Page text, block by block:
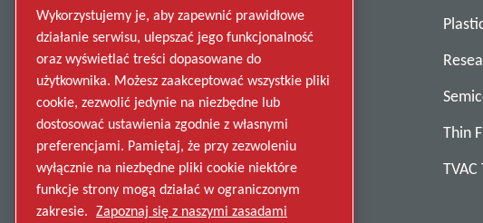
Report Misconduct
Suppliers
Accessibility
Thin
Wykorzystujemy je, aby zapewnić prawidłowe
działanie serwisu, ulepszać jego funkcjonalność
oraz wyświetlać treści dopasowane do
użytkownika. Możesz zaakceptować wszystkie pliki
cookie, zezwolić jedynie na niezbędne lub
dostosować ustawienia zgodnie z własnymi
preferencjami. Pamiętaj, że przy zezwoleniu
wyłącznie na niezbędne pliki cookie niektóre
funkcje strony mogą działać w ograniczonym
zakresie. Zapoznaj się z naszymi zasadami